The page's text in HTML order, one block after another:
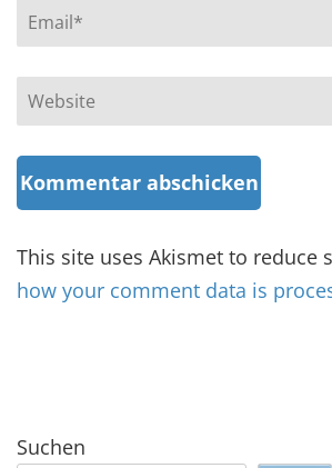
Email*
Website
This site uses Akismet to reduce
how your comment data is
Suchen